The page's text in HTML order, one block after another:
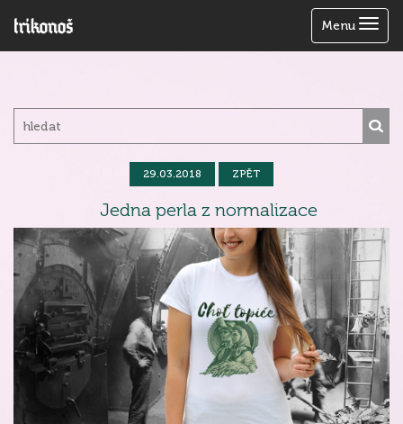
Zobrazit
menu
Menu
29.03.2018 ZPĚT
Jedna perla z normalizace